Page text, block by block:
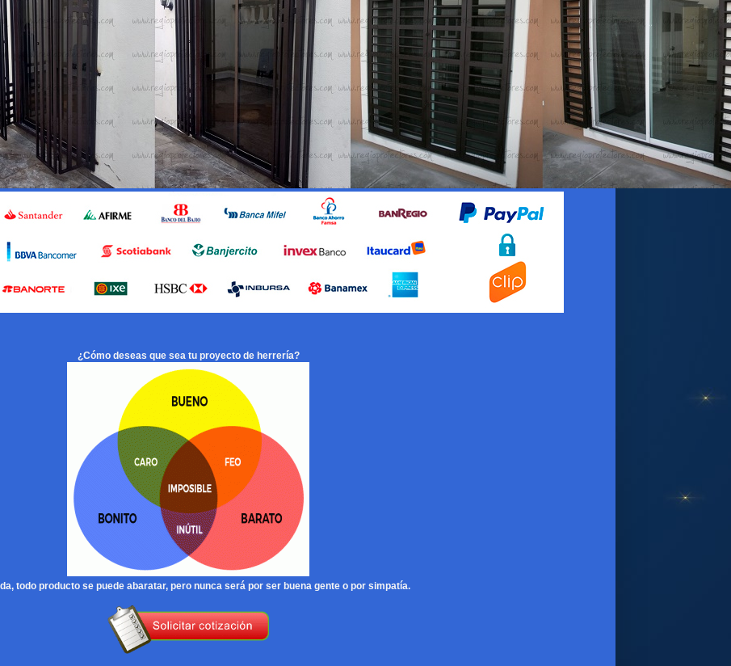
¿Cómo deseas que sea tu proyecto de herrería?
todo producto se puede abaratar, pero nunca será por ser buena gente o por simpatía.